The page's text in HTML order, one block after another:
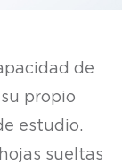
de
propio
estudio.
sueltas